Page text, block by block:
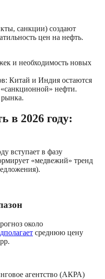
санкции) создают
цен на нефть.
и необходимость новых
Китай и Индия остаются
нефти.
в 2026 году:
вступает в фазу
«медвежий» тренд
около
среднюю цену